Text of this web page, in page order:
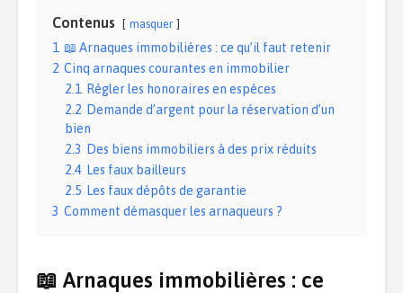
Contenus masquer
1
📖 Arnaques immobilières : ce qu’il faut retenir
2 Cinq arnaques courantes en immobilier
2.1
Régler les honoraires en espèces
2.2 Demande d’argent pour la réservation d’un
bien
2.3
Des biens immobiliers à des prix réduits
2.4 Les faux bailleurs
2.5 Les faux dépôts de garantie
3 Comment démasquer les arnaqueurs ?
📖 Arnaques immobilières : ce